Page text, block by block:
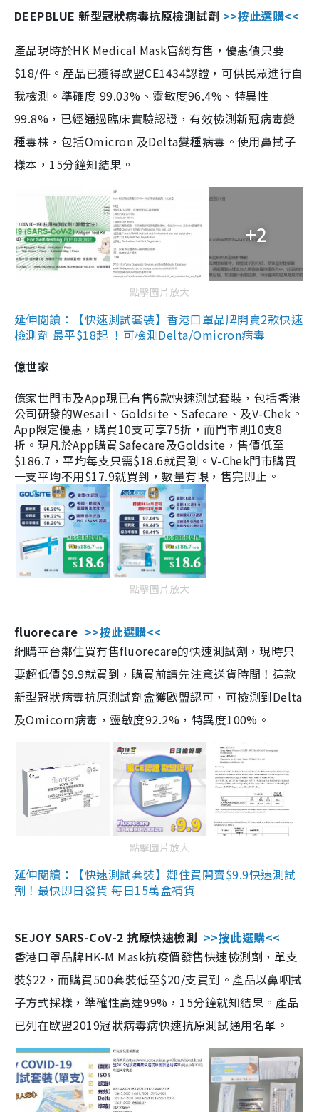
DEEPBLUE 新型冠狀病毒抗原檢測試劑 >>按此選購<<
產品現時於HK Medical Mask官網有售，優惠價只要
$18/件。產品已獲得歐盟CE1434認證，可供民眾進行自
我檢測。準確度 99.03%、靈敏度96.4%、特異性
99.8%，已經通過臨床實驗認證，有效檢測新冠病毒變
種毒株，包括Omicron 及Delta變種病毒。使用鼻拭子
樣本，15分鐘知結果。
+2
點擊圖片放大
延伸閱讀：【快速測試套裝】香港口罩品牌開賣2款快速
檢測劑 最平$18起 ！可檢測Delta/Omicron病毒
億世家
億家世門市及App現已有售6款快速測試套裝，包括香港
公司研發的Wesail、Goldsite、Safecare、及V-Chek。
App限定優惠，購買10支可享75折，而門市則10支8
折。現凡於App購買Safecare及Goldsite，售價低至
$186.7，平均每支只需$18.6就買到。V-Chek門市購買
一支平均不用$17.9就買到，數量有限，售完即止。
點擊圖片放大
fluorecare >>按此選購<<
網購平台鄰住買有售fluorecare的快速測試劑，現時只
要超低價$9.9就買到，購買前請先注意送貨時間！這款
新型冠狀病毒抗原測試劑盒獲歐盟認可，可檢測到Delta
及Omicorn病毒，靈敏度92.2%，特異度100%。
點擊圖片放大
延伸閱讀：【快速測試套裝】鄰住買開賣$9.9快速測試
劑！最快即日發貨 每日15萬盒補貨
SEJOY SARS-CoV-2 抗原快速檢測 >>按此選購<<
香港口罩品牌HK-M Mask抗疫價發售快速檢測劑，單支
裝$22，而購買500套裝低至$20/支買到。產品以鼻咽拭
子方式採樣，準確性高達99%，15分鐘就知結果。產品
已列在歐盟2019冠狀病毒病快速抗原測試通用名單。